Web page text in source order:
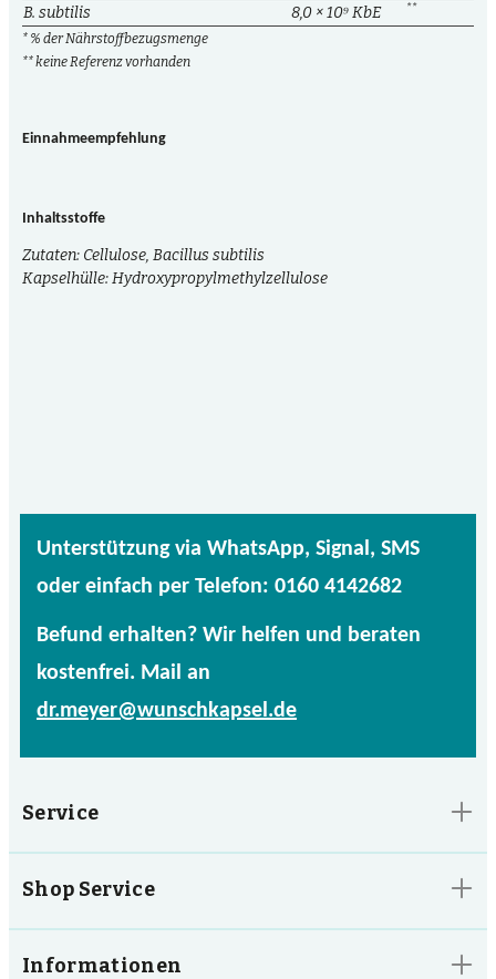
B. subtilis 8,0 × 10⁹ KbE **
* % der Nährstoffbezugsmenge
** keine Referenz vorhanden
Einnahmeempfehlung
Inhaltsstoffe
Zutaten: Cellulose, Bacillus subtilis
Kapselhülle: Hydroxypropylmethylzellulose
Unterstützung via WhatsApp, Signal, SMS
oder einfach per Telefon: 0160 4142682
Befund erhalten? Wir helfen und beraten
kostenfrei. Mail an
dr.meyer@wunschkapsel.de
Service
Shop Service
Informationen